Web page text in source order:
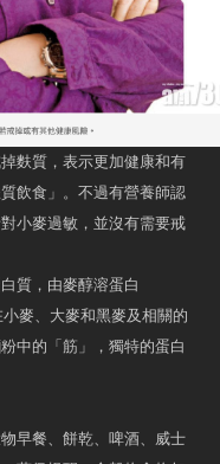
麩質，表示更加健康和有
飲食」。不過有營養師認
小麥過敏，並沒有需要戒
質，由麥醇溶蛋白
麥、大麥和黑麥及相關的
中的「筋」，獨特的蛋白
早餐、餅乾、啤酒、威士